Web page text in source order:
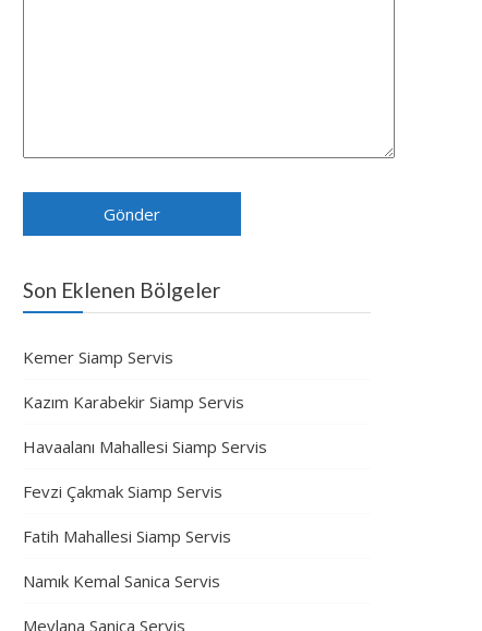
Son Eklenen Bölgeler
Kemer Siamp Servis
Kazım Karabekir Siamp Servis
Havaalanı Mahallesi Siamp Servis
Fevzi Çakmak Siamp Servis
Fatih Mahallesi Siamp Servis
Namık Kemal Sanica Servis
Mevlana Sanica Servis